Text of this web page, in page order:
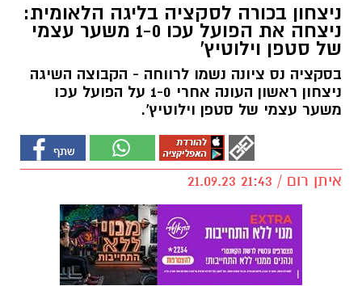
ניצחון בכורה לסקציה בליגה הלאומית:
ניצחה את הפועל עכו 1-0 משער עצמי
של סטפן וילוטיץ'
בסקציה נס ציונה נשמו לרווחה - הקבוצה השיגה
ניצחון ראשון העונה אחרי 1-0 על הפועל עכו
משער עצמי של סטפן וילוטיץ'.
איתן רום / 21:43 21.09.23